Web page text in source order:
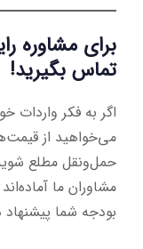
برای مشاوره
تماس بگیرید!
اگر به فکر واردات
می‌خواهید از
حمل‌ونقل مطلع
مشاوران ما
بودجه شما پیشنهاد